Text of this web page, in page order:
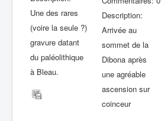
Une des rares
(voire la seule ?)
gravure datant
du paléolithique
à Bleau.
Description:
Arrivée au
sommet de la
Dibona après
une agréable
ascension sur
coinceur